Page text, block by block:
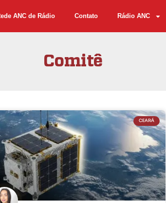
ANC de Rádio Contato Rádio ANC
Comitê
CEARÁ